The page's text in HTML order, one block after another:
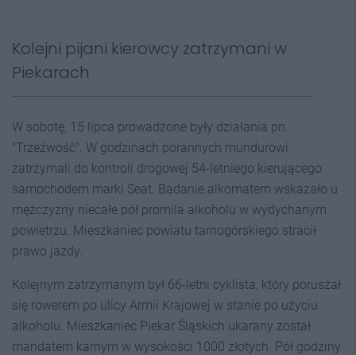
Kolejni pijani kierowcy zatrzymani w
Piekarach
W sobotę, 15 lipca prowadzone były działania pn.
"Trzeźwość". W godzinach porannych mundurowi
zatrzymali do kontroli drogowej 54-letniego kierującego
samochodem marki Seat. Badanie alkomatem wskazało u
mężczyzny niecałe pół promila alkoholu w wydychanym
powietrzu. Mieszkaniec powiatu tarnogórskiego stracił
prawo jazdy.
Kolejnym zatrzymanym był 66-letni cyklista, który poruszał
się rowerem po ulicy Armii Krajowej w stanie po użyciu
alkoholu. Mieszkaniec Piekar Śląskich ukarany został
mandatem karnym w wysokości 1000 złotych. Pół godziny